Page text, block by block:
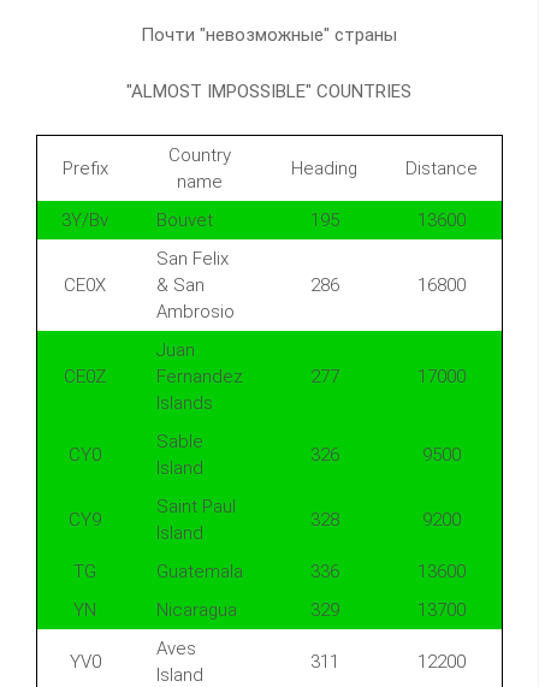
Почти "невозможные" страны
"ALMOST IMPOSSIBLE" COUNTRIES
Prefix
Country
name
Heading Distance
3Y/Bv Bouvet 195 13600
CE0X
San Felix
& San
Ambrosio
286 16800
CE0Z
Juan
Fernandez
Islands
277 17000
CY0
Sable
Island
326 9500
CY9
Saint Paul
Island
328 9200
TG Guatemala 336
13600
YN
Nicaragua 329 13700
YV0
Aves
Island
311 12200